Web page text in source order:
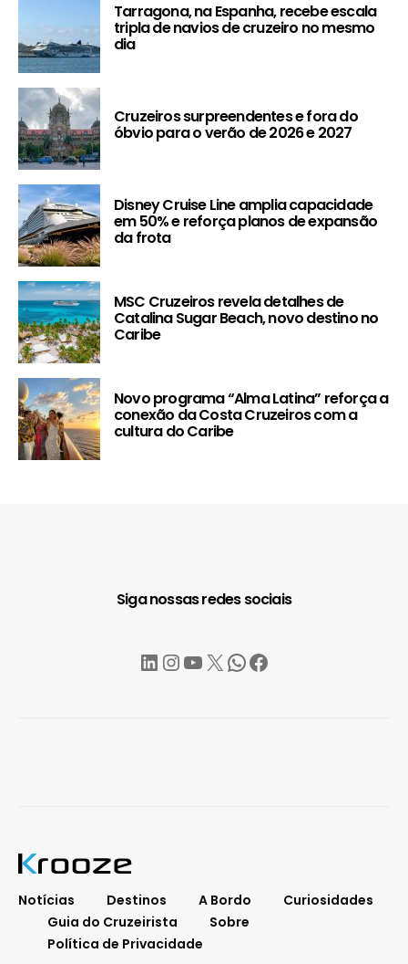
Tarragona, na Espanha, recebe escala
tripla de navios de cruzeiro no mesmo
dia
Cruzeiros surpreendentes e fora do
óbvio para o verão de 2026 e 2027
Disney Cruise Line amplia capacidade
em 50% e reforça planos de expansão
da frota
MSC Cruzeiros revela detalhes de
Catalina Sugar Beach, novo destino no
Caribe
Novo programa “Alma Latina” reforça a
conexão da Costa Cruzeiros com a
cultura do Caribe
Siga nossas redes sociais
LinkedIn
Instagram
YouTube
X WhatsApp
Facebook
Notícias Destinos A Bordo
Curiosidades
Guia do Cruzeirista
Sobre
Política de Privacidade